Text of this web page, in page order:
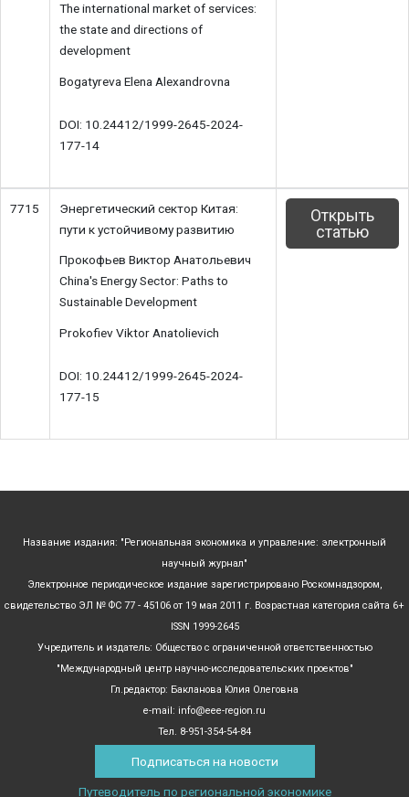
The international market of services:
the state and directions of
development
Bogatyreva Elena Alexandrovna
DOI: 10.24412/1999-2645-2024-
177-14
7715
Энергетический сектор Китая:
пути к устойчивому развитию
Прокофьев Виктор Анатольевич
China's Energy Sector: Paths to
Sustainable Development
Prokofiev Viktor Anatolievich
DOI: 10.24412/1999-2645-2024-
177-15
Открыть
статью
Название издания: "Региональная экономика и управление: электронный
научный журнал"
Электронное периодическое издание зарегистрировано Роскомнадзором,
свидетельство ЭЛ № ФС 77 - 45106 от 19 мая 2011 г. Возрастная категория сайта 6+
ISSN 1999-2645
Учредитель и издатель: Общество с ограниченной ответственностью
"Международный центр научно-исследовательских проектов"
Гл.редактор: Бакланова Юлия Олеговна
e-mail: info@eee-region.ru
Тел. 8-951-354-54-84
Подписаться на новости
Путеводитель по региональной экономике